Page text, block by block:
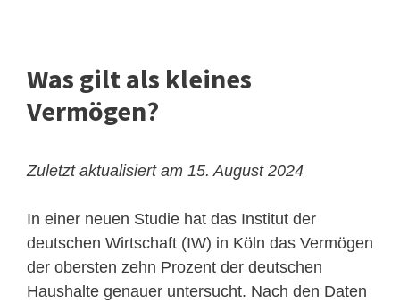
Was gilt als kleines
Vermögen?
Zuletzt aktualisiert am 15. August 2024
In einer neuen Studie hat das Institut der
deutschen Wirtschaft (IW) in Köln das Vermögen
der obersten zehn Prozent der deutschen
Haushalte genauer untersucht. Nach den Daten